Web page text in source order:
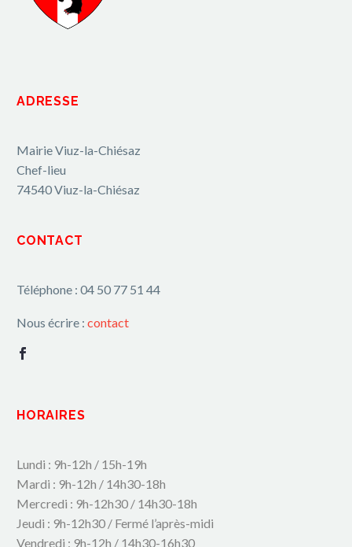
ADRESSE
Mairie Viuz-la-Chiésaz
Chef-lieu
74540 Viuz-la-Chiésaz
CONTACT
Téléphone : 04 50 77 51 44
Nous écrire : contact
HORAIRES
Lundi : 9h-12h / 15h-19h
Mardi : 9h-12h / 14h30-18h
Mercredi : 9h-12h30 / 14h30-18h
Jeudi : 9h-12h30 / Fermé l’après-midi
Vendredi : 9h-12h / 14h30-16h30